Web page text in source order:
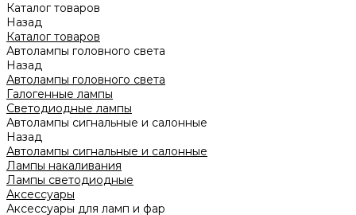
Каталог товаров
Назад
Каталог товаров
Автолампы головного света
Назад
Автолампы головного света
Галогенные лампы
Светодиодные лампы
Автолампы сигнальные и салонные
Назад
Автолампы сигнальные и салонные
Лампы накаливания
Лампы светодиодные
Аксессуары
Аксессуары для ламп и фар